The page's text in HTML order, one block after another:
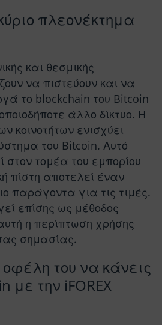
πλεονέκτημα
και θεσμικής
να πιστεύουν και να
το blockchain του Bitcoin
άλλο δίκτυο. Η
κοινοτήτων ενισχύει
του Bitcoin. Αυτό
στον τομέα του εμπορίου
πίστη αποτελεί έναν
παράγοντα για τις τιμές.
επίσης ως μέθοδος
η περίπτωση χρήσης
σημασίας.
οφέλη του να κάνεις
με την iFOREX